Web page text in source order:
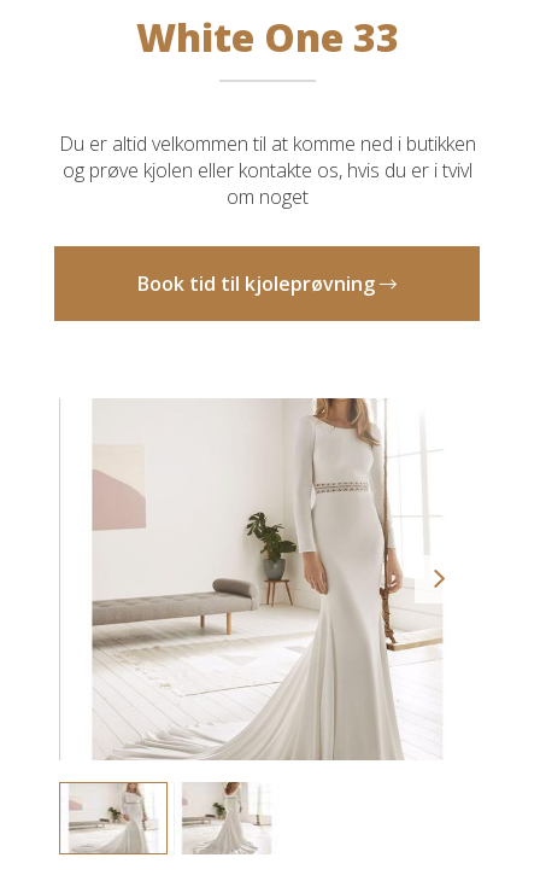
White One 33
Du er altid velkommen til at komme ned i butikken
og prøve kjolen eller kontakte os, hvis du er i tvivl
om noget
Book tid til kjoleprøvning